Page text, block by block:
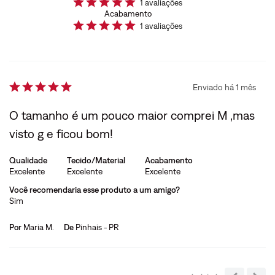
1 avaliações
Acabamento
1 avaliações
Enviado há1 mês
O tamanho é um pouco maior comprei M ,mas
visto g e ficou bom!
Qualidade
Excelente
Tecido/Material
Excelente
Acabamento
Excelente
Você recomendaria esse produto a um amigo?
Sim
Por Maria M. De Pinhais - PR